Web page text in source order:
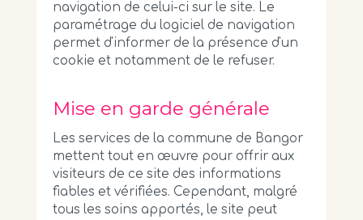
navigation de celui-ci sur le site. Le
paramétrage du logiciel de navigation
permet d'informer de la présence d'un
cookie et notamment de le refuser.
Mise en garde générale
Les services de la commune de Bangor
mettent tout en œuvre pour offrir aux
visiteurs de ce site des informations
fiables et vérifiées. Cependant, malgré
tous les soins apportés, le site peut